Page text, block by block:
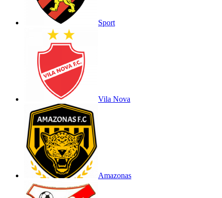
Sport
Vila Nova
Amazonas